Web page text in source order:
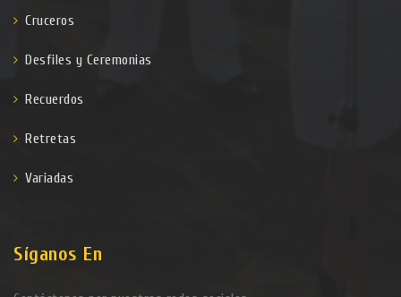
Cruceros
Desfiles y Ceremonias
Recuerdos
Retretas
Variadas
Síganos En